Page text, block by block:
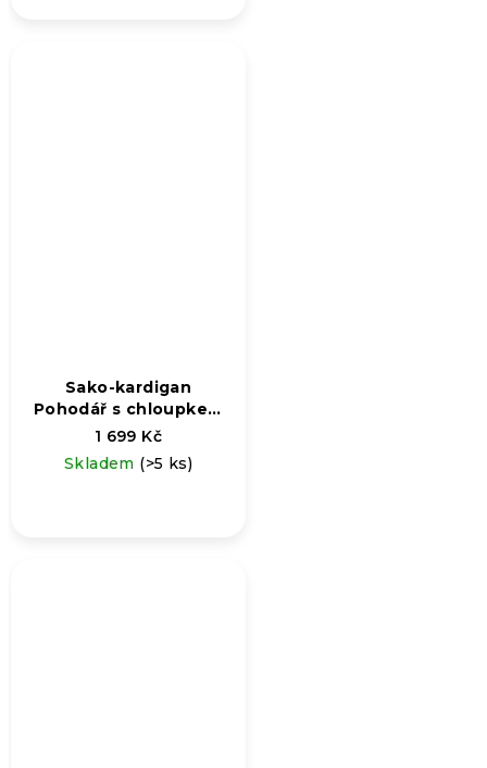
Sako-kardigan
Pohodář s chloupkem
s chloupkem
1 699 Kč
Skladem (>5 ks)